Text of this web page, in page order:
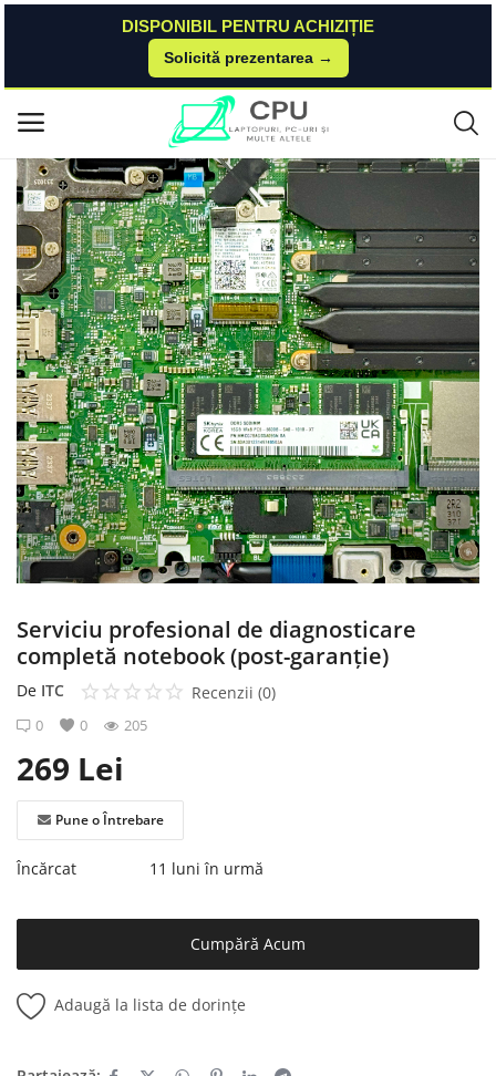
DISPONIBIL PENTRU ACHIZIȚIE
Solicită prezentarea →
Meniu principal
Categorii
Acasă
Listă de dorințe
Contact
Blog
Autentificare
Înregistrare
Accessories
Serviciu profesional de diagnosticare completă notebook (post-garanție)
Serviciu profesional de diagnosticare
completă notebook (post-garanție)
De ITC Recenzii (0)
0 0 205
269 Lei
Pune o Întrebare
Încărcat 11 luni în urmă
Cumpără Acum
Adaugă la lista de dorințe